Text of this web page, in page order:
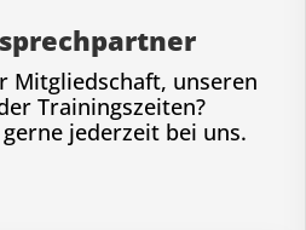
Mitgliedschaft, unseren
Trainingszeiten?
jederzeit bei uns.